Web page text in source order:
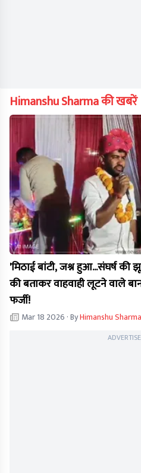
Himanshu Sharma की खबरें
'मिठाई बांटी, जश्न हुआ...संघर्ष की
की बताकर वाहवाही लूटने वाले
फर्जी!
Mar 18 2026 · ByHimanshu Sharma